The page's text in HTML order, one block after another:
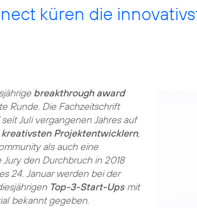
küren die
breakthrough award
Runde. Die Fachzeitschrift
Juli vergangenen Jahres auf
kreativsten Projektentwicklern,
als auch eine
den Durchbruch in 2018
24. Januar werden bei der
Top-3-Start-Upsmit
bekannt gegeben.